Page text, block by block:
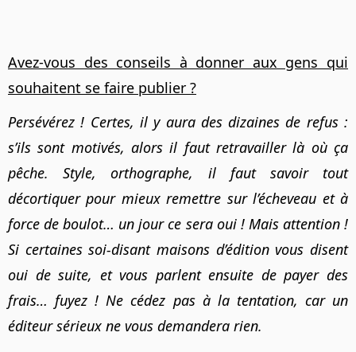
Avez-vous des conseils à donner aux gens qui
souhaitent se faire publier ?
Persévérez ! Certes, il y aura des dizaines de refus :
s’ils sont motivés, alors il faut retravailler là où ça
pêche. Style, orthographe, il faut savoir tout
décortiquer pour mieux remettre sur l’écheveau et à
force de boulot… un jour ce sera oui ! Mais attention !
Si certaines soi-disant maisons d’édition vous disent
oui de suite, et vous parlent ensuite de payer des
frais… fuyez ! Ne cédez pas à la tentation, car un
éditeur sérieux ne vous demandera rien.